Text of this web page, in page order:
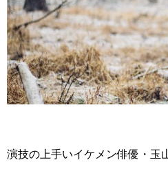
演技の上手いイケメン俳優・玉